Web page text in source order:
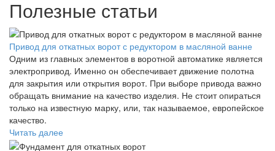
Полезные статьи
Привод для откатных ворот с редуктором в масляной ванне
Одним из главных элементов в воротной автоматике является
электропривод. Именно он обеспечивает движение полотна
для закрытия или открытия ворот. При выборе привода важно
обращать внимание на качество изделия. Не стоит опираться
только на известную марку, или, так называемое, европейское
качество.
Читать далее